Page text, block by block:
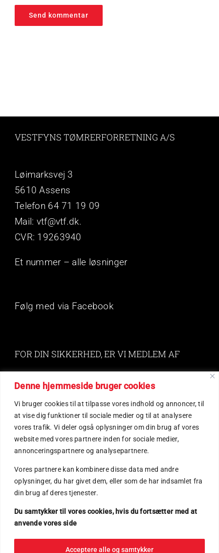
Denne hjemmeside bruger cookies
Vi bruger cookies til at tilpasse vores indhold og annoncer, til
at vise dig funktioner til sociale medier og til at analysere
vores trafik. Vi deler også oplysninger om din brug af vores
website med vores partnere inden for sociale medier,
annonceringspartnere og analysepartnere.
Vores partnere kan kombinere disse data med andre
oplysninger, du har givet dem, eller som de har indsamlet fra
din brug af deres tjenester.
Du samtykker til vores cookies, hvis du fortsætter med at
anvende vores side
Acceptere alle og samtykker
VESTFYNS TØMRERFORRETNING A/S
Løimarksvej 3
5610 Assens
Telefon 64 71 19 09
Mail: vtf@vtf.dk.
CVR: 19263940
Et nummer – alle løsninger
Følg med via Facebook
FOR DIN SIKKERHED, ER VI MEDLEM AF
Your Content Goes Here
FIND OS